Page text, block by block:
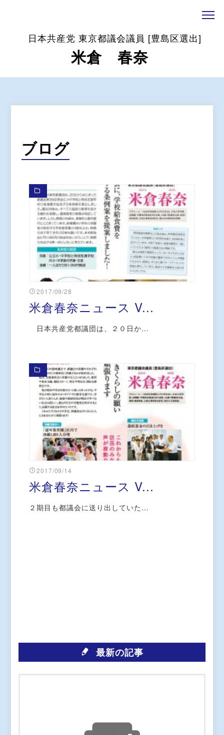
日本共産党 東京都議会議員 [豊島区選出]
米倉 春奈
ブログ
2017/09/28
米倉春奈ニュース V...
日本共産党都議団は、２０日か…
2017/09/14
米倉春奈ニュース V...
２期目も都議会に送り出していた…
最新の記事